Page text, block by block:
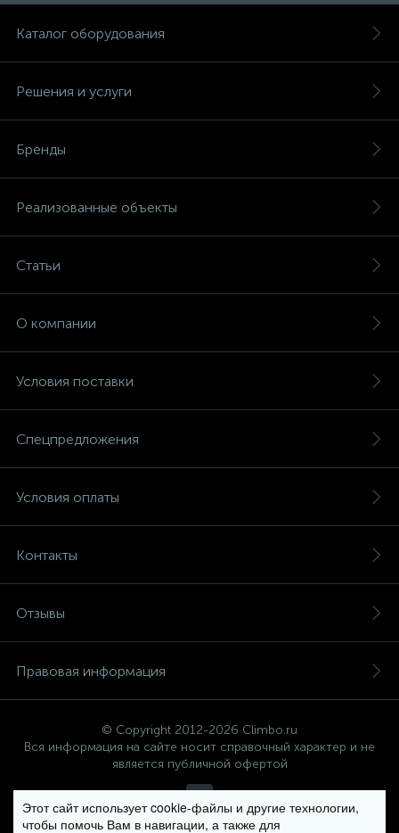
Каталог оборудования
Решения и услуги
Бренды
Реализованные объекты
Статьи
О компании
Условия поставки
Спецпредложения
Условия оплаты
Контакты
Отзывы
Правовая информация
© Copyright 2012-2026 Climbo.ru
Вся информация на сайте носит справочный характер и не
является публичной офертой
Политика компании в отношении обработки персональных
Этот сайт использует cookie-файлы и другие технологии,
чтобы помочь Вам в навигации, а также для